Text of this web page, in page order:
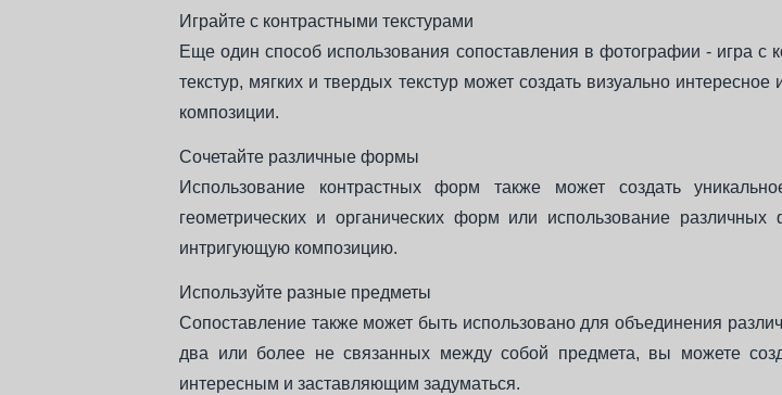
Играйте с контрастными текстурами
Еще один способ использования сопоставления в фотографии - игра с
текстур, мягких и твердых текстур может создать визуально
композиции.
Сочетайте различные формы
Использование контрастных форм также может создать
геометрических и органических форм или использование
интригующую композицию.
Используйте разные предметы
Сопоставление также может быть использовано для объединения
два или более не связанных между собой предмета, вы можете
интересным и заставляющим задуматься.